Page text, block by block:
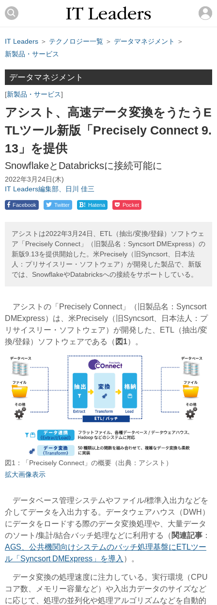
IT Leaders ＞ テクノロジー一覧 ＞ データマネジメント
＞
新製品・サービス
データマネジメント
新製品・サービス
アシスト、高速データ変換をうたうE
TLツール新版「Precisely Connect 9.
13」を提供
SnowflakeとDatabricksに接続可能に
2022年3月24日(木)
IT Leaders編集部、日川 佳三
Facebook Twitter ! Hatena Pocket
アシストは2022年3月24日、ETL（抽出/変換/登録）ソフトウェ
ア「Precisely Connect」（旧製品名：Syncsort DMExpress）の
新版9.13を提供開始した。米Precisely（旧Syncsort、日本法
人：プリサイスリー・ソフトウェア）が開発した製品で、新版
では、SnowflakeやDatabricksへの接続をサポートしている。
アシストの「Precisely Connect」（旧製品名：Syncsort
DMExpress）は、米Precisely（旧Syncsort、日本法人：プ
リサイスリー・ソフトウェア）が開発した、ETL（抽出/変
換/登録）ソフトウェアである（ 図1）。
図1：「Precisely Connect」の概要（出典：アシスト）
拡大画像表示
データベース管理システムやファイル/標準入出力などを
介してデータを入出力する。データウェアハウス（DWH）
にデータをロードする際のデータ変換処理や、大量データ
のソート/集計/結合バッチ処理などに利用する（ 関連記事 ：
AGS、公共機関向けシステムのバッチ処理基盤にETLツー
ル「Syncsort DMExpress」を導入 ）。
データ変換の処理速度に注力している。実行環境（CPU
コア数、メモリー容量など）や入出力データのサイズなど
に応じて、処理の並列化や処理アルゴリズムなどを自動的